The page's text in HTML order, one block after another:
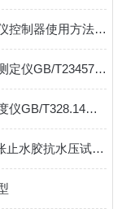
陶瓷砖冲击测试仪控制器使用方法介绍
防水材料抗窜水测定仪GB/T23457湿铺防水卷材标准
电动数显低温柔度仪GB/T328.14标准需配合低温箱使用
JG/T312遇水膨胀止水胶抗水压试验机自动供水